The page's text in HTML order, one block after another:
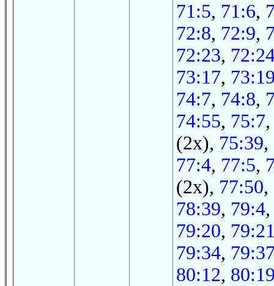
71:5, 71:6,
72:8, 72:9,
72:23,
73:17,
74:7, 74:8,
74:55, 75:7
(2x), 75:39,
77:4, 77:5,
(2x), 77:50,
78:39, 79:4
79:20,
79:34,
80:12,